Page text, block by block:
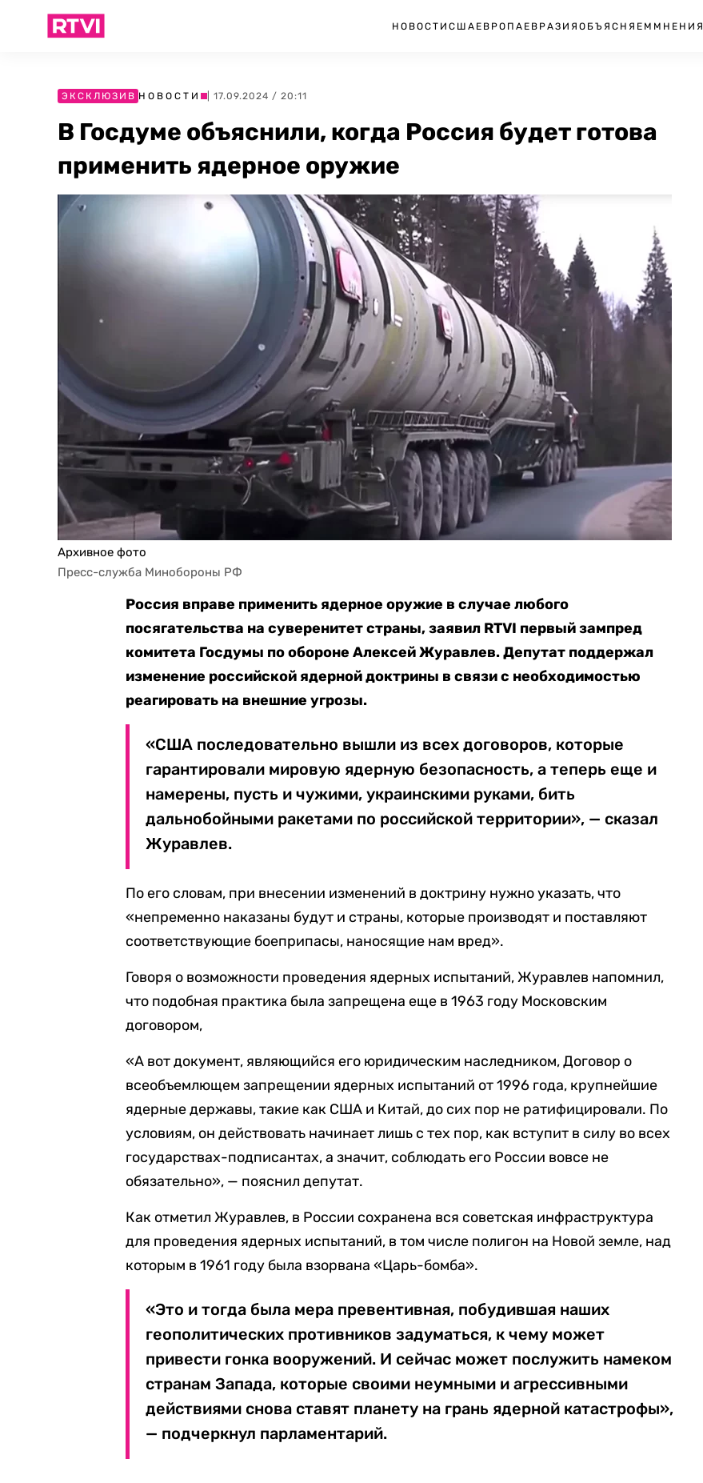
НОВОСТИ США ЕВРОПА ЕВРАЗИЯ ОБЪЯСНЯЕМ МНЕНИЯ
ЭКСКЛЮЗИВ НОВОСТИ | 17.09.2024 / 20:11
В Госдуме объяснили, когда Россия будет готова
применить ядерное оружие
Архивное фото
Пресс-служба Минобороны РФ
Россия вправе применить ядерное оружие в случае любого
посягательства на суверенитет страны, заявил RTVI первый зампред
комитета Госдумы по обороне Алексей Журавлев. Депутат поддержал
изменение российской ядерной доктрины в связи с необходимостью
реагировать на внешние угрозы.
«США последовательно вышли из всех договоров, которые
гарантировали мировую ядерную безопасность, а теперь еще и
намерены, пусть и чужими, украинскими руками, бить
дальнобойными ракетами по российской территории», — сказал
Журавлев.
По его словам, при внесении изменений в доктрину нужно указать, что
«непременно наказаны будут и страны, которые производят и поставляют
соответствующие боеприпасы, наносящие нам вред».
Говоря о возможности проведения ядерных испытаний, Журавлев напомнил,
что подобная практика была запрещена еще в 1963 году Московским
договором,
«А вот документ, являющийся его юридическим наследником, Договор о
всеобъемлющем запрещении ядерных испытаний от 1996 года, крупнейшие
ядерные державы, такие как США и Китай, до сих пор не ратифицировали. По
условиям, он действовать начинает лишь с тех пор, как вступит в силу во всех
государствах-подписантах, а значит, соблюдать его России вовсе не
обязательно», — пояснил депутат.
Как отметил Журавлев, в России сохранена вся советская инфраструктура
для проведения ядерных испытаний, в том числе полигон на Новой земле, над
которым в 1961 году была взорвана «Царь-бомба».
«Это и тогда была мера превентивная, побудившая наших
геополитических противников задуматься, к чему может
привести гонка вооружений. И сейчас может послужить намеком
странам Запада, которые своими неумными и агрессивными
действиями снова ставят планету на грань ядерной катастрофы»,
— подчеркнул парламентарий.